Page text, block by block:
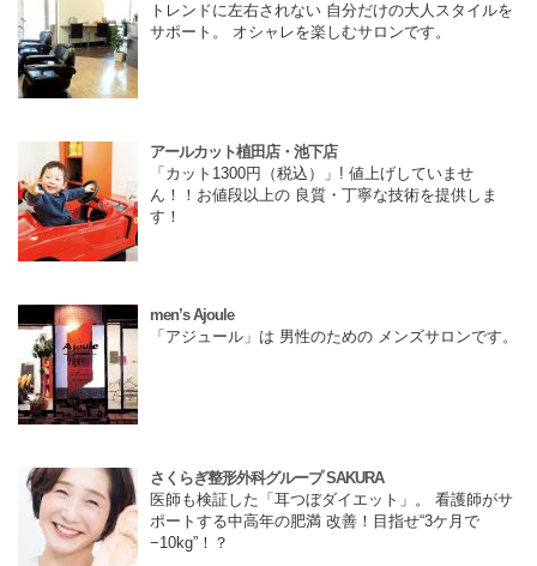
トレンドに左右されない 自分だけの大人スタイルを
サポート。 オシャレを楽しむサロンです。
アールカット植田店・池下店
「カット1300円（税込）」! 値上げしていませ
ん！！お値段以上の 良質・丁寧な技術を提供しま
す！
men’s Ajoule
「アジュール」は 男性のための メンズサロンです。
さくらぎ整形外科グループ SAKURA
医師も検証した「耳つぼダイエット」。 看護師がサ
ポートする中高年の肥満 改善！目指せ“3ケ月で
−10kg”！？